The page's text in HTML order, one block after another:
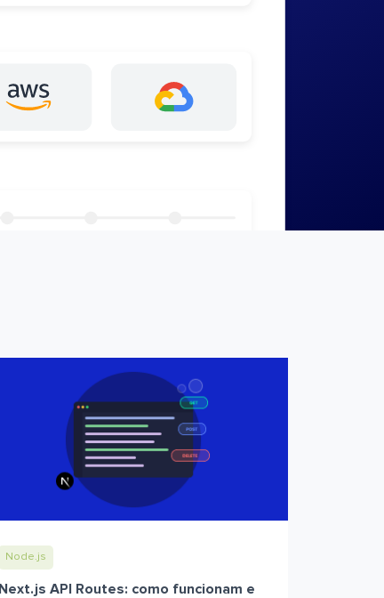
Node.js
Next.js API Routes: como funcionam e